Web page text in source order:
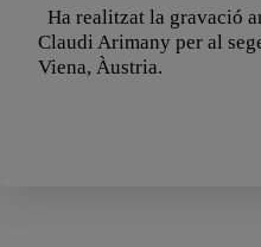
Ha realitzat la gravació
Claudi Arimany per al
Viena, Àustria.